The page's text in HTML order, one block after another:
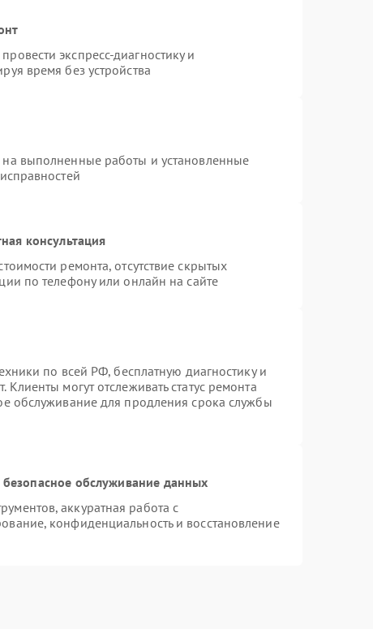
экспресс-диагностику и
время без устройства
на выполненные работы и установленные
консультация
ремонта, отсутствие скрытых
по телефону или онлайн на сайте
по всей РФ, бесплатную диагностику и
могут отслеживать статус ремонта
обслуживание для продления срока службы
обслуживание данных
аккуратная работа с
конфиденциальность и восстановление